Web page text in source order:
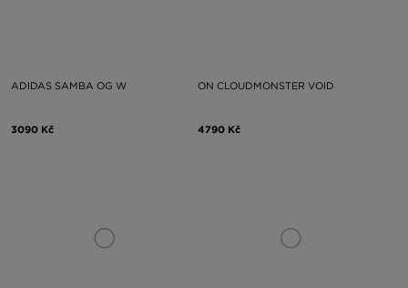
ADIDAS SAMBA OG W
3090 Kč
ON CLOUDMONSTER VOID
4790 Kč